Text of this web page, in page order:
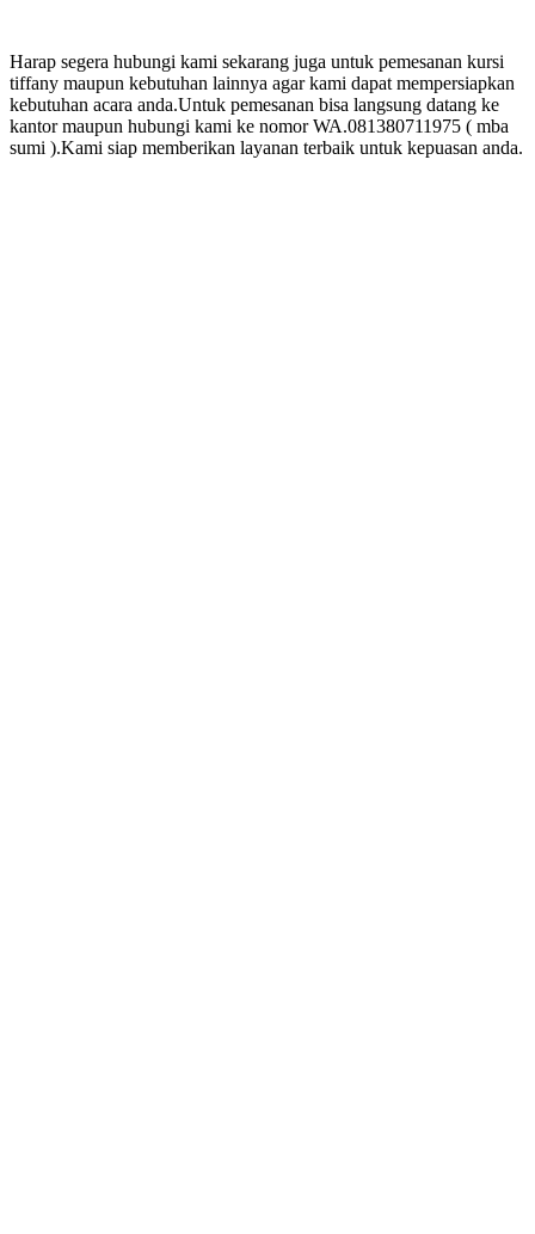
Harap segera hubungi kami sekarang juga untuk pemesanan kursi
tiffany maupun kebutuhan lainnya agar kami dapat mempersiapkan
kebutuhan acara anda.Untuk pemesanan bisa langsung datang ke
kantor maupun hubungi kami ke nomor WA.081380711975 ( mba
sumi ).Kami siap memberikan layanan terbaik untuk kepuasan anda.